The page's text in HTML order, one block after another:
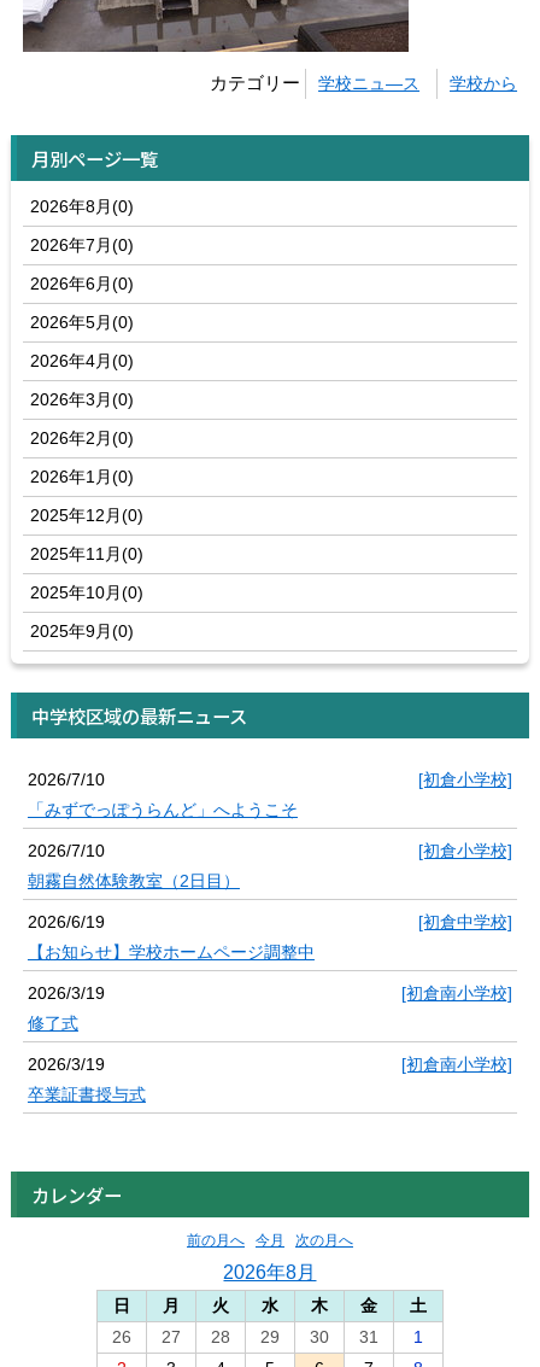
カテゴリー 学校ニュ―ス 学校から
月別ページ一覧
2026年8月(0)
2026年7月(0)
2026年6月(0)
2026年5月(0)
2026年4月(0)
2026年3月(0)
2026年2月(0)
2026年1月(0)
2025年12月(0)
2025年11月(0)
2025年10月(0)
2025年9月(0)
中学校区域の最新ニュース
2026/7/10
[初倉小学校]
「みずでっぽうらんど」へようこそ
2026/7/10
[初倉小学校]
朝霧自然体験教室（2日目）
2026/6/19
[初倉中学校]
【お知らせ】学校ホームページ調整中
2026/3/19
[初倉南小学校]
修了式
2026/3/19
[初倉南小学校]
卒業証書授与式
カレンダー
前の月へ 今月 次の月へ
2026年8月
日 月 火 水 木 金
土
26
27 28 29 30 31
1